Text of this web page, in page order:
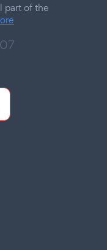
part of the